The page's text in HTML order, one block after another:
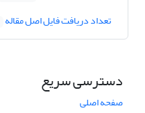
تعداد دریافت فایل اصل مقاله
دسترسی سریع
صفحه اصلی